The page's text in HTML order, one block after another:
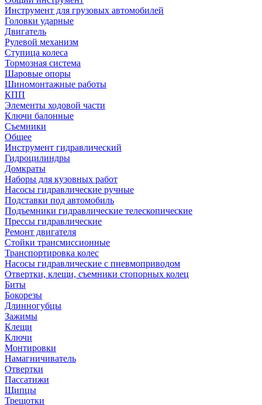
Инструмент для грузовых автомобилей
Головки ударные
Двигатель
Рулевой механизм
Ступица колеса
Тормозная система
Шаровые опоры
Шиномонтажные работы
КПП
Элементы ходовой части
Ключи балонные
Съемники
Общее
Инструмент гидравлический
Гидроцилиндры
Домкраты
Наборы для кузовных работ
Насосы гидравлические ручные
Подставки под автомобиль
Подъемники гидравлические телескопические
Прессы гидравлические
Ремонт двигателя
Стойки трансмиссионные
Транспортировка колес
Насосы гидравлические с пневмоприводом
Отвертки, клещи, съемники стопорных колец
Биты
Бокорезы
Длинногубцы
Зажимы
Клещи
Ключи
Монтировки
Намагничиватель
Отвертки
Пассатижи
Щипцы
Трещотки